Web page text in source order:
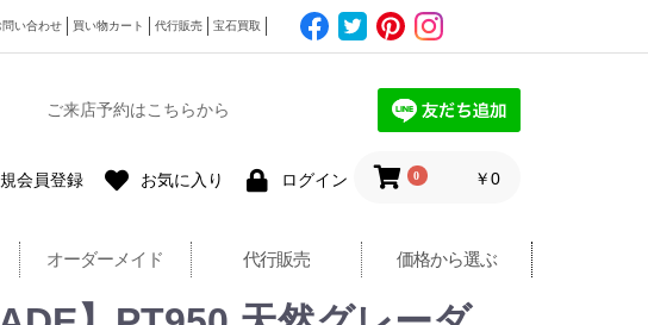
問い合わせ 買い物カート 代行販売 宝石買取
ご来店予約はこちらから
会員登録 お気に入り ログイン 0 ￥0
オーダーメイド 代行販売 価格から選ぶ